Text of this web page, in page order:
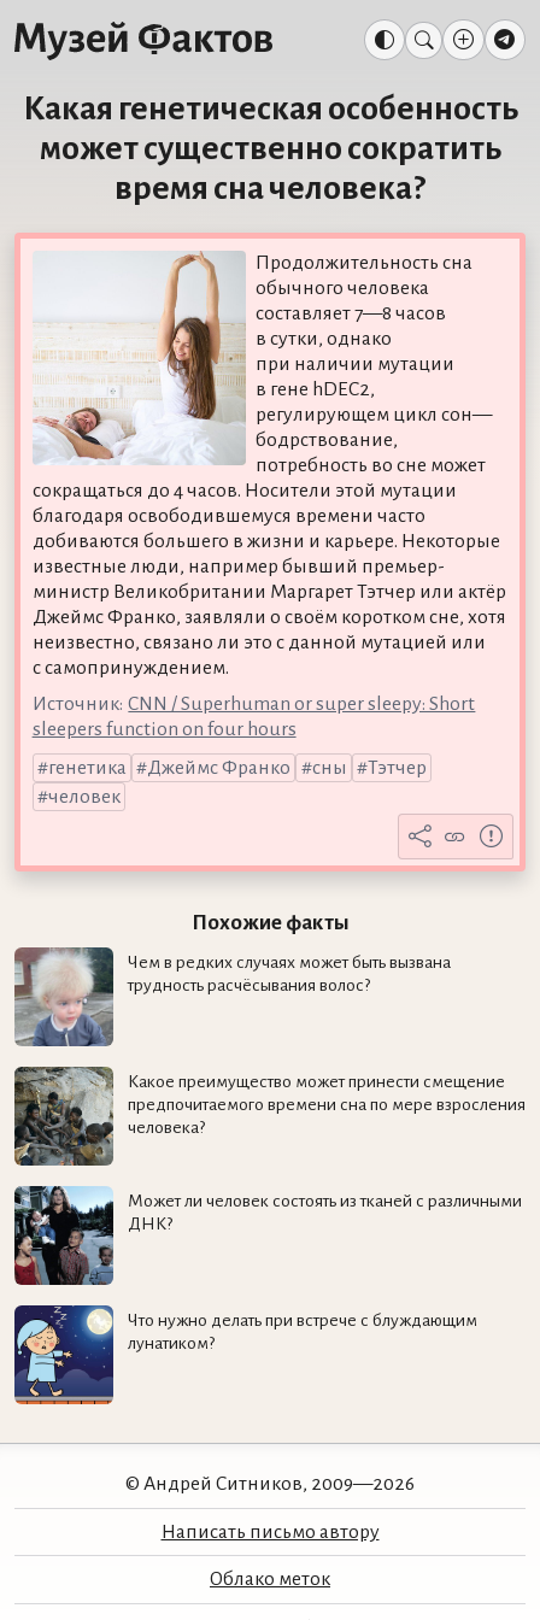
Какая генетическая особенность
может существенно сократить
время сна человека?
Продолжительность сна
обычного человека
составляет 7—8 часов
в сутки, однако
при наличии мутации
в гене hDEC2,
регулирующем цикл сон—
бодрствование,
потребность во сне может
сокращаться до 4 часов. Носители этой мутации
благодаря освободившемуся времени часто
добиваются большего в жизни и карьере. Некоторые
известные люди, например бывший премьер-
министр Великобритании Маргарет Тэтчер или актёр
Джеймс Франко, заявляли о своём коротком сне, хотя
неизвестно, связано ли это с данной мутацией или
с самопринуждением.
Источник: CNN / Superhuman or super sleepy: Short
sleepers function on four hours
генетика
Джеймс Франко сны
Тэтчер
человек
Похожие факты
Чем в редких случаях может быть вызвана
трудность расчёсывания волос?
Какое преимущество может принести смещение
предпочитаемого времени сна по мере взросления
человека?
Может ли человек состоять из тканей с различными
ДНК?
Что нужно делать при встрече с блуждающим
лунатиком?
© Андрей Ситников, 2009—2026
Написать письмо автору
Облако меток